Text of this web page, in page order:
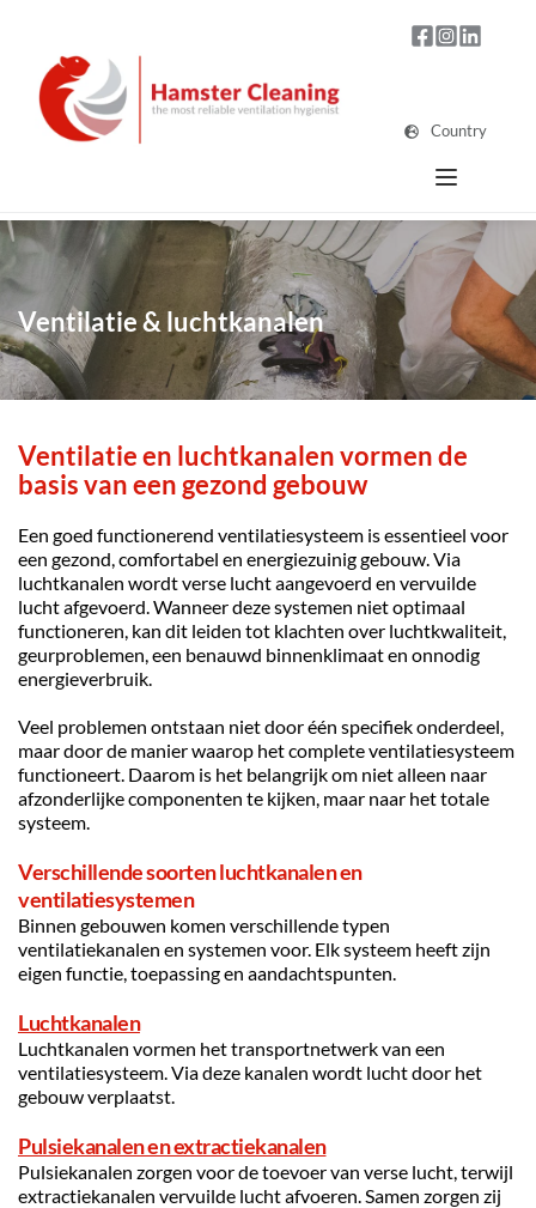
Country
Ventilatie & luchtkanalen
Ventilatie en luchtkanalen vormen de
basis van een gezond gebouw
Een goed functionerend ventilatiesysteem is essentieel voor
een gezond, comfortabel en energiezuinig gebouw. Via
luchtkanalen wordt verse lucht aangevoerd en vervuilde
lucht afgevoerd. Wanneer deze systemen niet optimaal
functioneren, kan dit leiden tot klachten over luchtkwaliteit,
geurproblemen, een benauwd binnenklimaat en onnodig
energieverbruik.
Veel problemen ontstaan niet door één specifiek onderdeel,
maar door de manier waarop het complete ventilatiesysteem
functioneert. Daarom is het belangrijk om niet alleen naar
afzonderlijke componenten te kijken, maar naar het totale
systeem.
Verschillende soorten luchtkanalen en
ventilatiesystemen
Binnen gebouwen komen verschillende typen
ventilatiekanalen en systemen voor. Elk systeem heeft zijn
eigen functie, toepassing en aandachtspunten.
Luchtkanalen
Luchtkanalen vormen het transportnetwerk van een
ventilatiesysteem. Via deze kanalen wordt lucht door het
gebouw verplaatst.
Pulsiekanalen en extractiekanalen
Pulsiekanalen zorgen voor de toevoer van verse lucht, terwijl
extractiekanalen vervuilde lucht afvoeren. Samen zorgen zij